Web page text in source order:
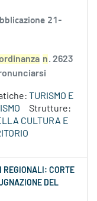
21-
n. 2623
TURISMO E
Strutture:
CULTURA E
REGIONALI: CORTE
DEL